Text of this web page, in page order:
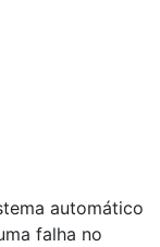
automático
falha no